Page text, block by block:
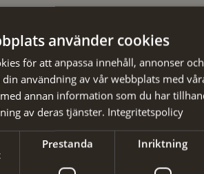
använder cookies
för att anpassa innehåll, annonser
användning av vår webbplats med
annan information som du har
av deras tjänster. Integritetspolicy
Prestanda Inriktning